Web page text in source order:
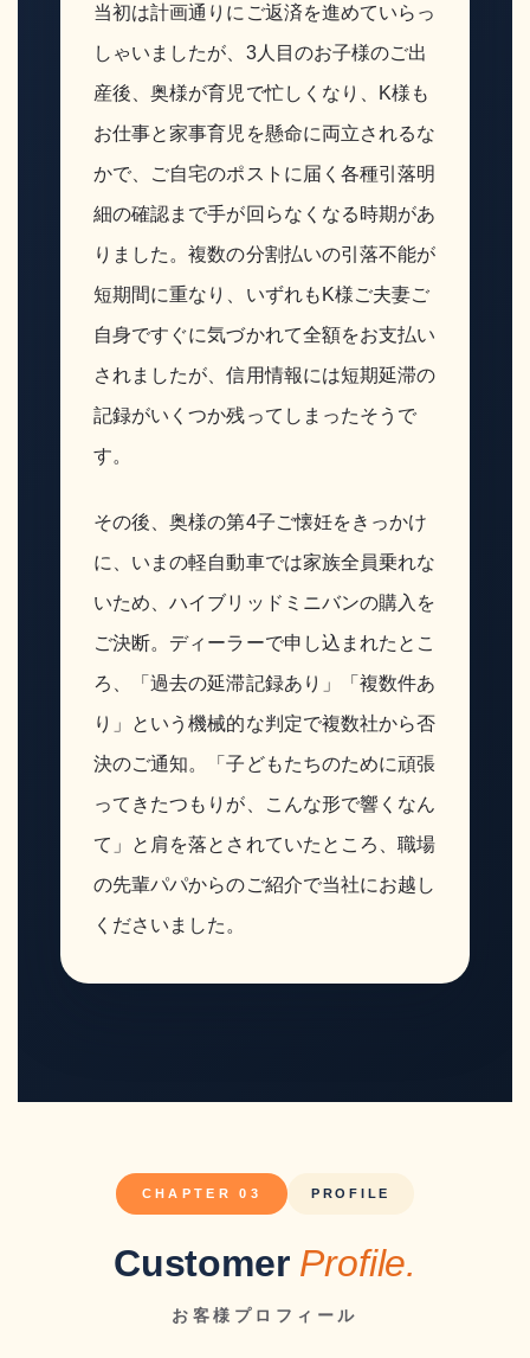
当初は計画通りにご返済を進めていらっ
しゃいましたが、3人目のお子様のご出
産後、奥様が育児で忙しくなり、K様も
お仕事と家事育児を懸命に両立されるな
かで、ご自宅のポストに届く各種引落明
細の確認まで手が回らなくなる時期があ
りました。複数の分割払いの引落不能が
短期間に重なり、いずれもK様ご夫妻ご
自身ですぐに気づかれて全額をお支払い
されましたが、信用情報には短期延滞の
記録がいくつか残ってしまったそうで
す。
その後、奥様の第4子ご懐妊をきっかけ
に、いまの軽自動車では家族全員乗れな
いため、ハイブリッドミニバンの購入を
ご決断。ディーラーで申し込まれたとこ
ろ、「過去の延滞記録あり」「複数件あ
り」という機械的な判定で複数社から否
決のご通知。「子どもたちのために頑張
ってきたつもりが、こんな形で響くなん
て」と肩を落とされていたところ、職場
の先輩パパからのご紹介で当社にお越し
くださいました。
CHAPTER 03 PROFILE
Customer Profile.
お客様プロフィール